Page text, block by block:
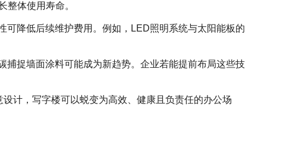
整体使用寿命。
可降低后续维护费用。例如，LED照明系统与太阳能板的
捉墙面涂料可能成为新趋势。企业若能提前布局这些技
计，写字楼可以蜕变为高效、健康且负责任的办公场